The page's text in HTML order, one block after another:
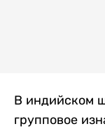
В индийском
групповое